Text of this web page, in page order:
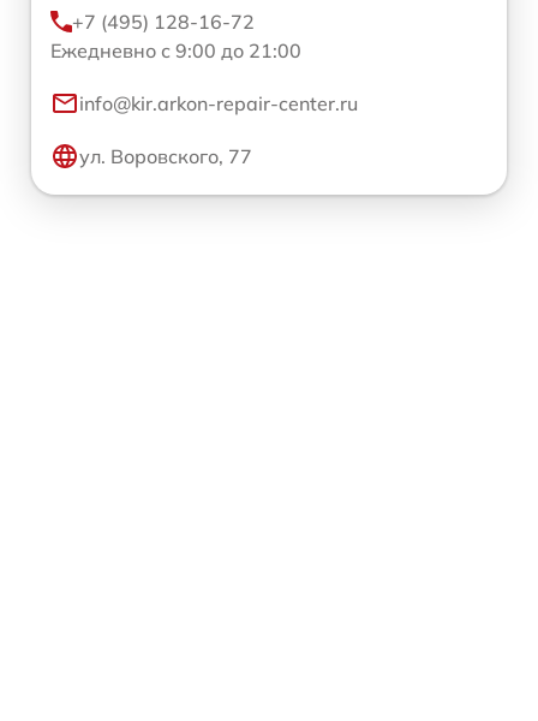
+7 (495) 128-16-72
Ежедневно с 9:00 до 21:00
info@kir.arkon-repair-center.ru
ул. Воровского, 77